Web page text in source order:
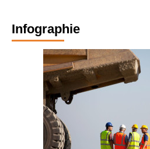
Infographie